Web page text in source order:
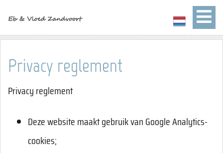
Privacy reglement
Privacy reglement
Deze website maakt gebruik van Google Analytics-
cookies;